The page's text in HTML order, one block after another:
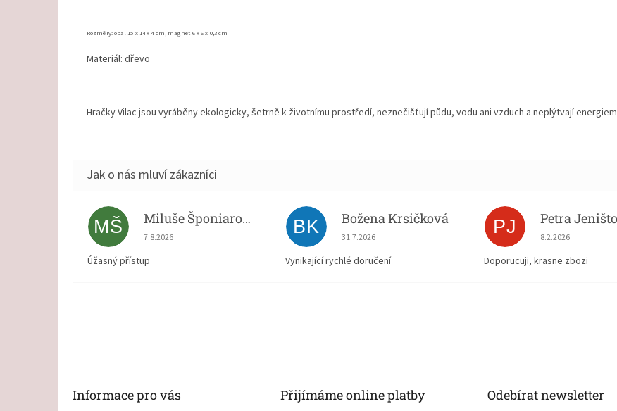
Rozměry: obal 15 x 14 x 4 cm, magnet 6 x 6 x 0,3 cm
Materiál: dřevo
Hračky Vilac jsou vyráběny ekologicky, šetrně k životnímu prostředí, neznečišťují půdu, vodu ani vzduch a neplýtvají
MŠ Miluše Šponiarová
Hodnocení obchodu je 5 z 5 hvězdiček.
7.8.2026
Úžasný přístup
BK Božena Krsičková
Hodnocení obchodu je 5 z 5 hvězdiček.
31.7.2026
Vynikající rychlé doručení
PJ Petra
Hodnocení
8.2.2026
Doporucuji, krasne zbozi
Informace pro vás Přijímáme online platby Odebírat newsletter